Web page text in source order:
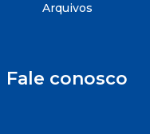
Arquivos
Fale conosco